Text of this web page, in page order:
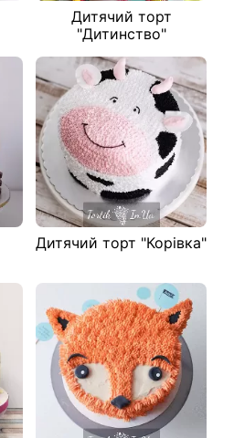
Дитячий торт
"Дитинство"
Дитячий торт "Корівка"